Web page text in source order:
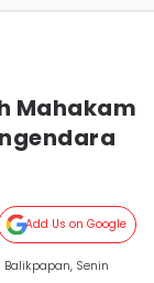
Mahakam
Add Us on Google
Senin